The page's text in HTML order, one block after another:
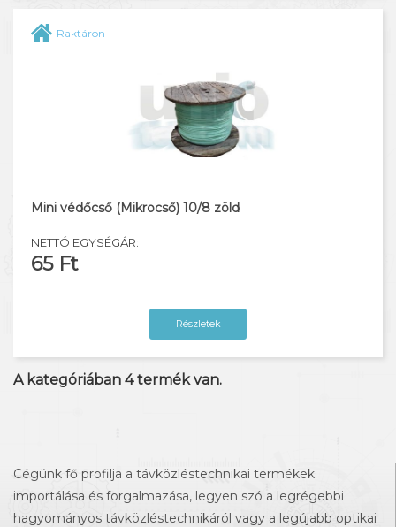
Raktáron
Mini védőcső (Mikrocső) 10/8 zöld
NETTÓ EGYSÉGÁR:
65 Ft
Részletek
A kategóriában 4termék van.
Cégünk fő profilja a távközléstechnikai termékek
importálása és forgalmazása, legyen szó a legrégebbi
hagyományos távközléstechnikáról vagy a legújabb optikai